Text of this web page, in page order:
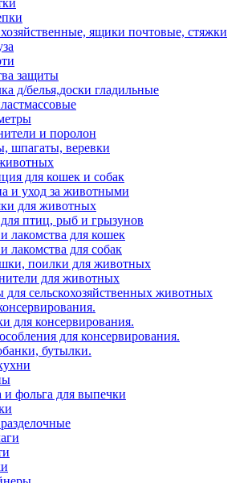
ящики почтовые, стяжки
защиты
д/белья,доски гладильные
и поролон
шпагаты, веревки
для кошек и собак
и уход за животными
для животных
птиц, рыб и грызунов
лакомства для кошек
лакомства для собак
поилки для животных
для животных
для сельскохозяйственных животных
для консервирования.
для консервирования.
бутылки.
и фольга для выпечки